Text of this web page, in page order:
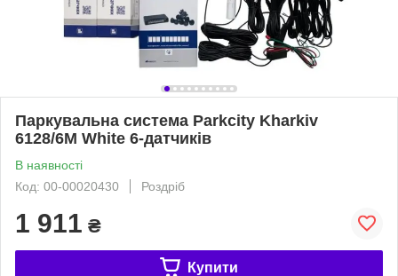
Паркувальна система Parkcity Kharkiv
6128/6M White 6-датчиків
В наявності
Код: 00-00020430
Роздріб
1 911 ₴
Купити